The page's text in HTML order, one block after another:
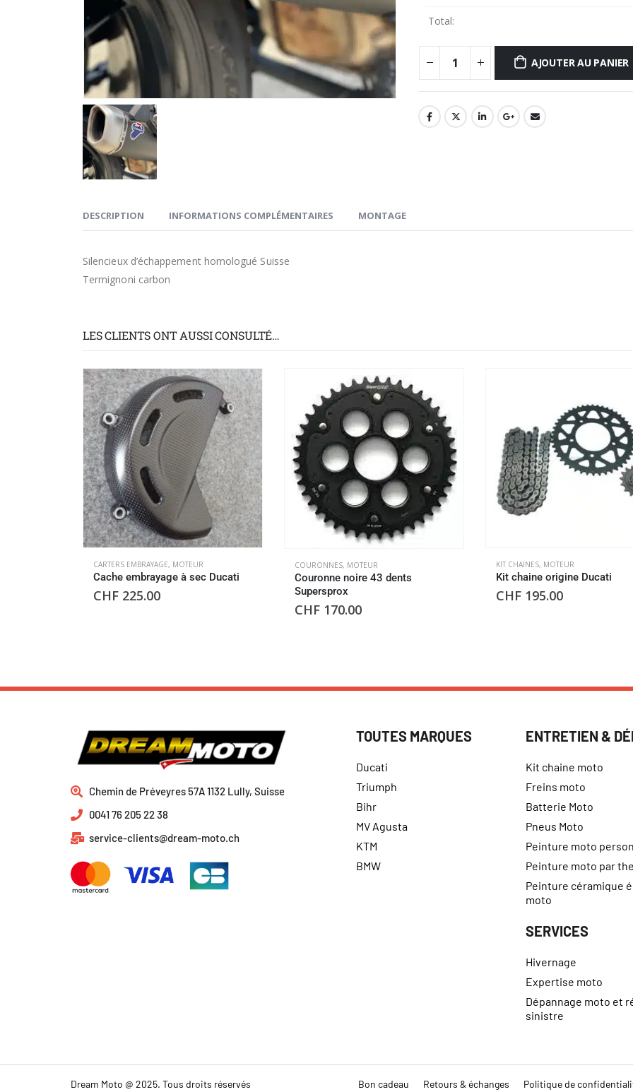
Total:
AJOUTER AU PANIER
DESCRIPTION INFORMATIONS COMPLÉMENTAIRES MONTAGE
Silencieux d’échappement homologué Suisse
Termignoni carbon
LES CLIENTS ONT AUSSI CONSULTÉ…
CARTERS EMBRAYAGE, MOTEUR
Cache embrayage à sec Ducati
CHF 225.00
COURONNES, MOTEUR
Couronne noire 43 dents
Supersprox
CHF 170.00
KIT CHAINES, MOTEUR
Kit chaine origine Ducati
CHF 195.00
Chemin de Préveyres 57A 1132 Lully, Suisse
0041 76 205 22 38
service-clients@dream-moto.ch
TOUTES MARQUES
Ducati
Triumph
Bihr
MV Agusta
KTM
BMW
ENTRETIEN &
Kit chaine moto
Freins moto
Batterie Moto
Pneus Moto
Peinture moto
Peinture moto par
Peinture céramique
moto
SERVICES
Hivernage
Expertise moto
Dépannage moto et
sinistre
Dream Moto @ 2025. Tous droits réservés Bon cadeau Retours & échanges Politique de